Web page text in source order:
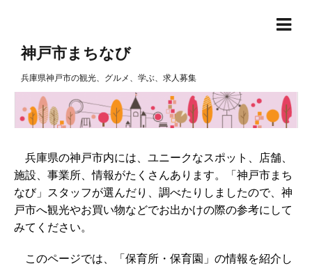
神戸市まちなび
兵庫県神戸市の観光、グルメ、学ぶ、求人募集
兵庫県の神戸市内には、ユニークなスポット、店舗、
施設、事業所、情報がたくさんあります。「神戸市まち
なび」スタッフが選んだり、調べたりしましたので、神
戸市へ観光やお買い物などでお出かけの際の参考にして
みてください。
このページでは、「保育所・保育園」の情報を紹介し